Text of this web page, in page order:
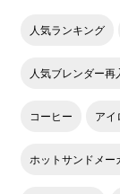
人気ランキング
人気ブレンダー再
コーヒー アイ
ホットサンドメー